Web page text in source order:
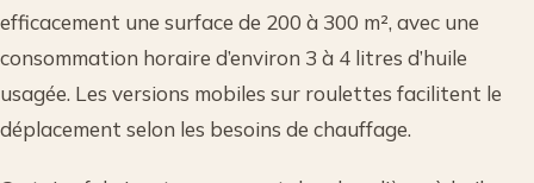
efficacement une surface de 200 à 300 m², avec une
consommation horaire d’environ 3 à 4 litres d’huile
usagée. Les versions mobiles sur roulettes facilitent le
déplacement selon les besoins de chauffage.